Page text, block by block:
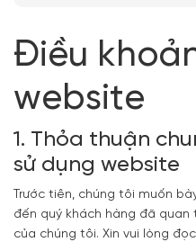
Điều
website
1. Thỏa thuận
sử dụng website
Trước tiên, chúng tôi muốn
đến quý khách hàng đã quan
của chúng tôi. Xin vui lòng